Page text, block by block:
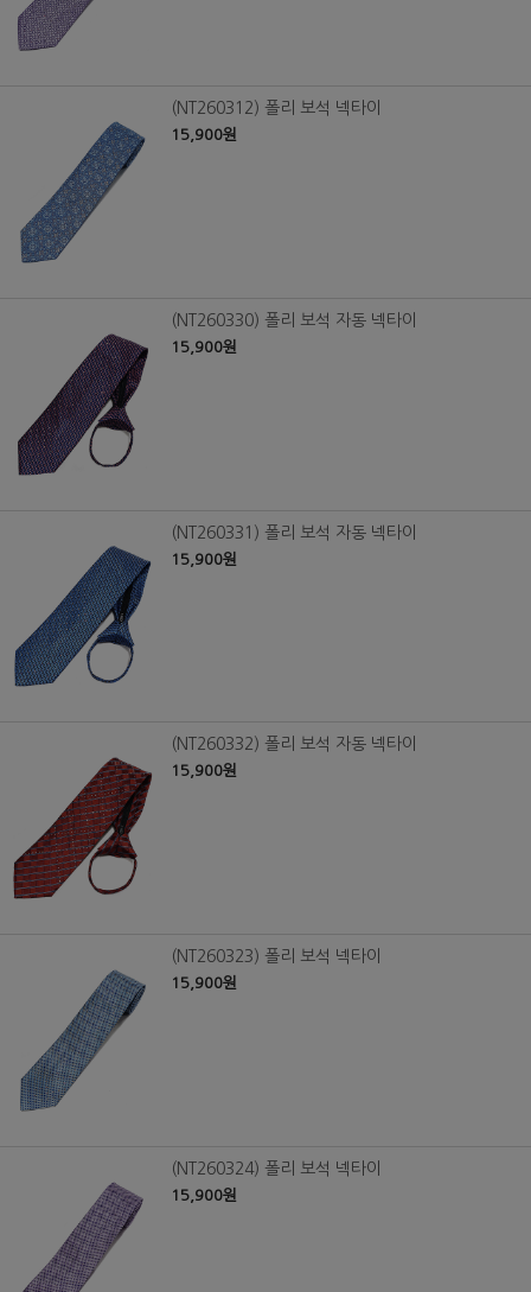
(NT260312) 폴리 보석 넥타이
15,900원
(NT260330) 폴리 보석 자동 넥타이
15,900원
(NT260331) 폴리 보석 자동 넥타이
15,900원
(NT260332) 폴리 보석 자동 넥타이
15,900원
(NT260323) 폴리 보석 넥타이
15,900원
(NT260324) 폴리 보석 넥타이
15,900원